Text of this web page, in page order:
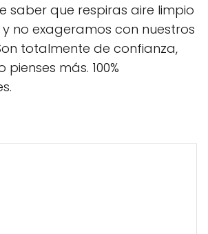
saber que respiras aire limpio
no exageramos con nuestros
totalmente de confianza,
más. 100%